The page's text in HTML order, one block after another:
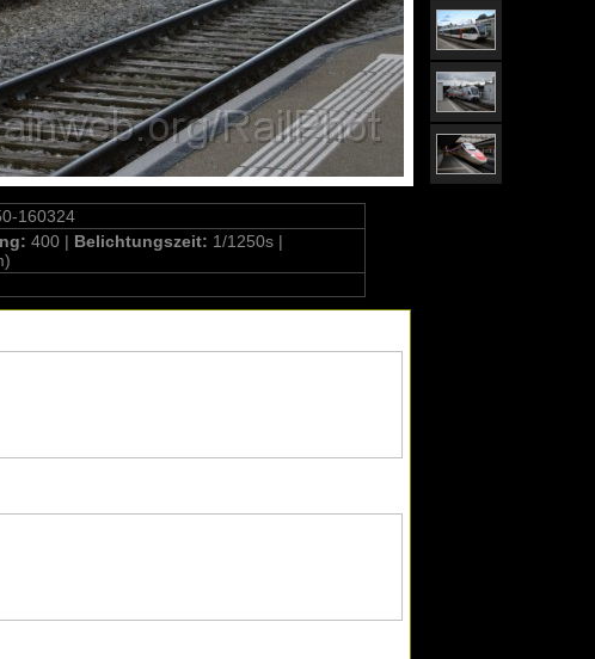
160324
400 | Belichtungszeit: 1/1250s |